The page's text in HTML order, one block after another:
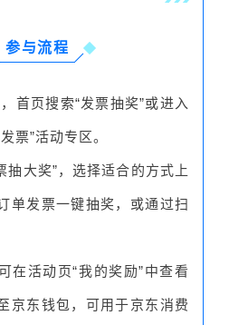
参与流程
首页搜索“发票抽奖”或进入
票”活动专区。
抽大奖”，选择适合的方式上
单发票一键抽奖，或通过扫
在活动页“我的奖励”中查看
京东钱包，可用于京东消费